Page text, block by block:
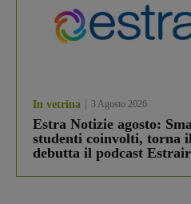
In vetrina 3 Agosto 2026
Estra Notizie agosto:
studenti coinvolti, torna
debutta il podcast Estrair